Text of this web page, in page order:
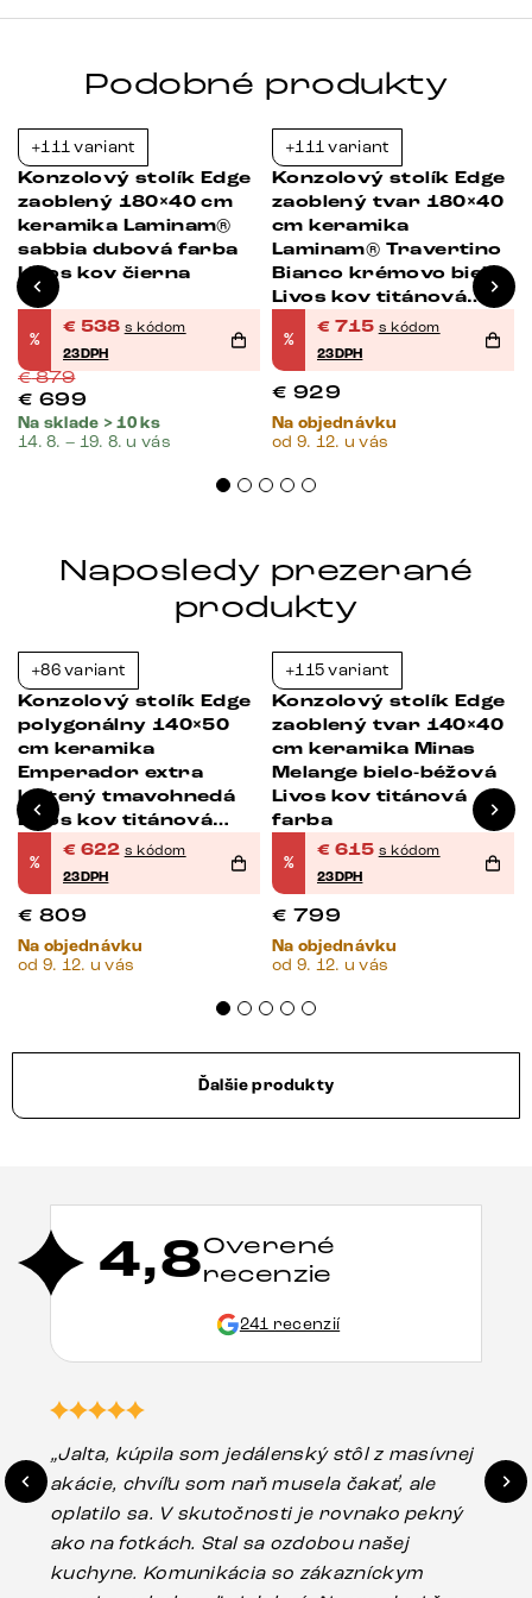
Podobné produkty
+111 variant
Konzolový stolík Edge
zaoblený 180×40 cm
keramika Laminam®
sabbia dubová farba
Livos kov čierna
%
€ 538 s kódom
23DPH
€879
€ 699
Na sklade > 10 ks
14. 8. – 19. 8. u vás
+111 variant
Konzolový stolík Edge
zaoblený tvar 180×40
cm keramika
Laminam® Travertino
Bianco krémovo biela
Livos kov titánová
farba efekt
%
€ 715 s kódom
23DPH
€ 929
Na objednávku
od 9. 12. u vás
Naposledy prezerané
produkty
+86 variant
Konzolový stolík Edge
polygonálny 140×50
cm keramika
Emperador extra
leštený tmavohnedá
Livos kov titánová
farba
%
€ 622 s kódom
23DPH
€ 809
Na objednávku
od 9. 12. u vás
+115 variant
Konzolový stolík Edge
zaoblený tvar 140×40
cm keramika Minas
Melange bielo-béžová
Livos kov titánová
farba
%
€ 615 s kódom
23DPH
€ 799
Na objednávku
od 9. 12. u vás
Ďalšie produkty
4,8Overené
recenzie
241 recenzií
„Jalta, kúpila som jedálenský stôl z masívnej
akácie, chvíľu som naň musela čakať, ale
oplatilo sa. V skutočnosti je rovnako pekný
ako na fotkách. Stal sa ozdobou našej
kuchyne. Komunikácia so zákazníckym